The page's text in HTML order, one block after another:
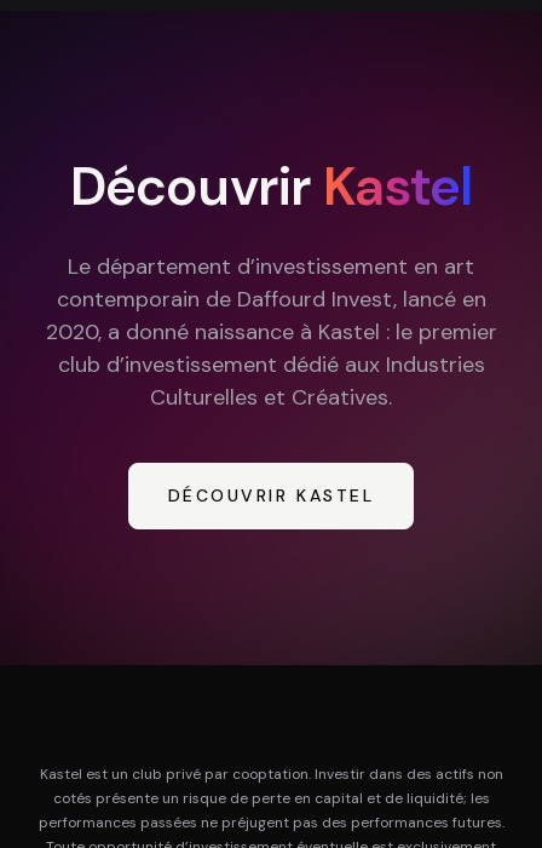
Découvrir Kastel
Le département d’investissement en art
contemporain de Daffourd Invest, lancé en
2020, a donné naissance à Kastel : le premier
club d’investissement dédié aux Industries
Culturelles et Créatives.
DÉCOUVRIR KASTEL
Kastel est un club privé par cooptation. Investir dans des actifs non
cotés présente un risque de perte en capital et de liquidité; les
performances passées ne préjugent pas des performances futures.